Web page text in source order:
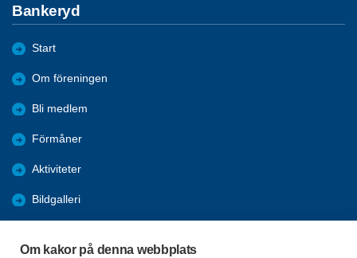
Om kakor på denna webbplats
Bankeryd
Start
Om föreningen
Bli medlem
Förmåner
Aktiviteter
Bildgalleri